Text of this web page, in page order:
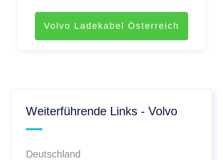
Volvo Ladekabel Österreich
Weiterführende Links - Volvo
Deutschland